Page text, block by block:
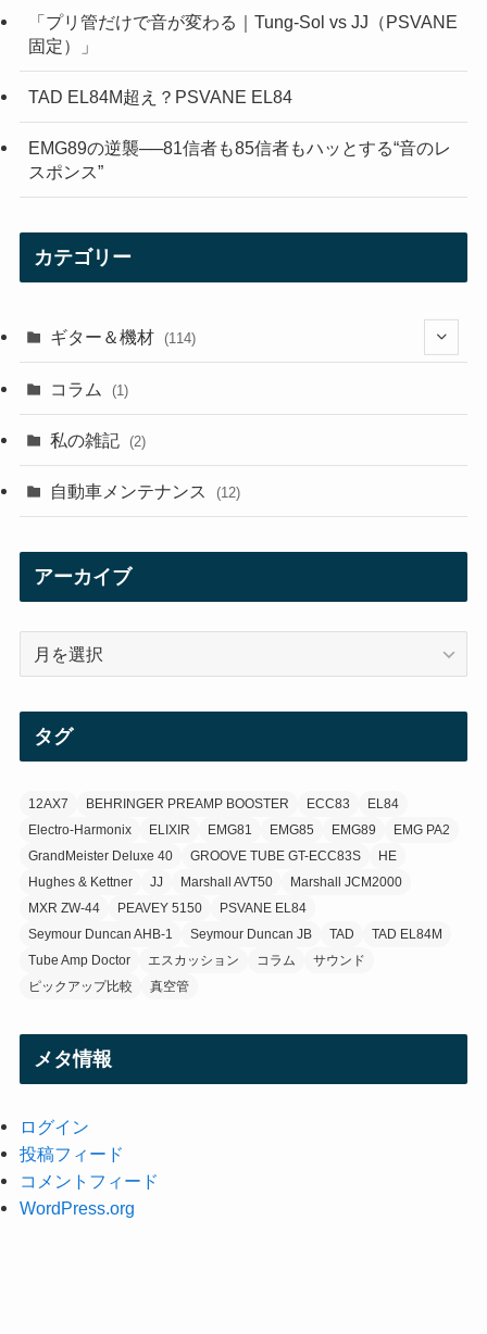
「プリ管だけで音が変わる｜Tung-Sol vs JJ（PSVANE
固定）」
TAD EL84M超え？PSVANE EL84
EMG89の逆襲──81信者も85信者もハッとする“音のレ
スポンス”
カテゴリー
ギター＆機材 (114)
(29)
(21)
(3)
(3)
コラム (1)
私の雑記 (2)
自動車メンテナンス (12)
アーカイブ
タグ
12AX7 BEHRINGER PREAMP BOOSTER ECC83
EL84
Electro-Harmonix
ELIXIR EMG81 EMG85 EMG89
EMG PA2
GrandMeister Deluxe 40
GROOVE TUBE GT-ECC83S
HE
Hughes & Kettner
JJ Marshall AVT50
Marshall JCM2000
MXR ZW-44
PEAVEY 5150
PSVANE EL84
Seymour Duncan AHB-1
Seymour Duncan JB TAD
TAD EL84M
Tube Amp Doctor
エスカッション コラム
サウンド
ピックアップ比較
真空管
メタ情報
ログイン
投稿フィード
コメントフィード
WordPress.org